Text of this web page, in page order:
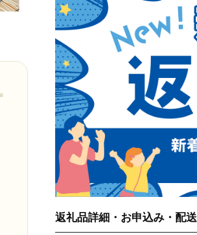
返礼品詳細・お申込み・配送